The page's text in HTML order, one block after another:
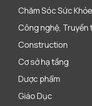
Chăm Sóc Sức
Công nghệ, Truyền
Construction
Cơ sở hạ tầng
Dược phẩm
Giáo Dục